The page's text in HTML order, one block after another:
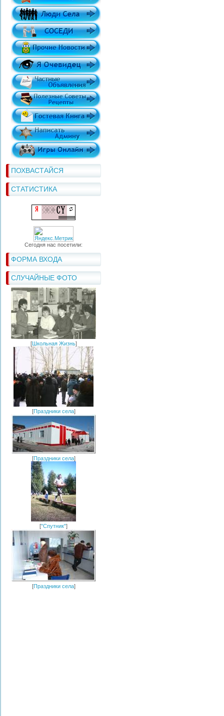
ПОХВАСТАЙСЯ
СТАТИСТИКА
Сегодня нас посетили:
ФОРМА ВХОДА
СЛУЧАЙНЫЕ ФОТО
[Школьная Жизнь]
[Праздники села]
[Праздники села]
["Спутник"]
[Праздники села]